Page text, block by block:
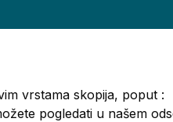
vrstama skopija, poput :
pogledati u našem